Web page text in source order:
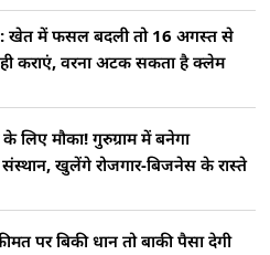
खेत में फसल बदली तो 16 अगस्त से
कराएं, वरना अटक सकता है क्लेम
लिए मौका! गुरुग्राम में बनेगा
संस्थान, खुलेंगे रोजगार-बिजनेस के रास्ते
पर बिकी धान तो बाकी पैसा देगी